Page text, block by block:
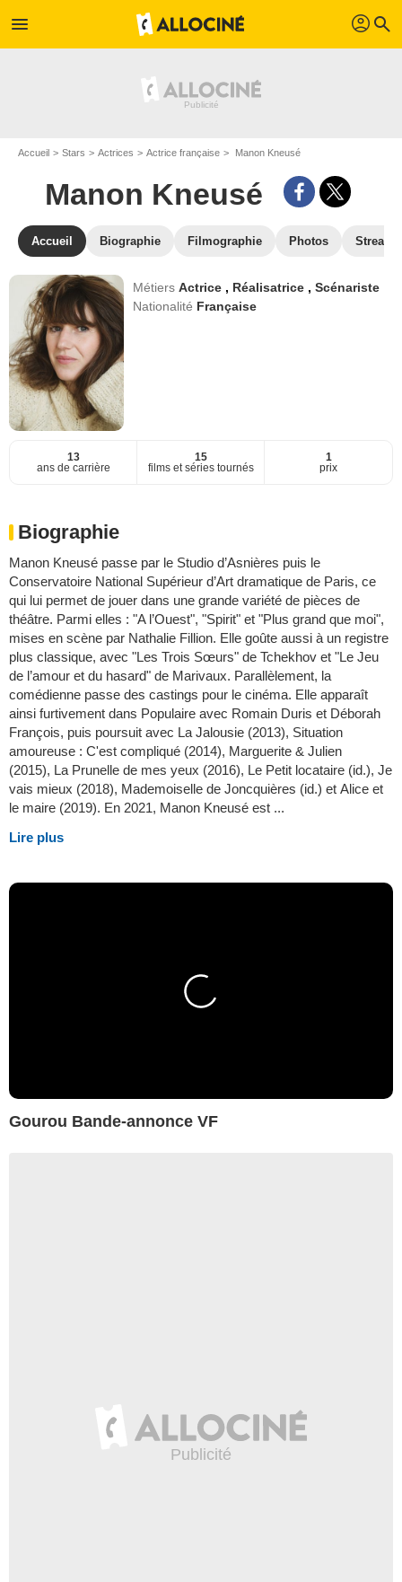
menu profil search
Accueil Stars Actrices Actrice française Manon Kneusé
Manon Kneusé
Accueil Biographie Filmographie Photos
MétiersActrice , Réalisatrice ,Scénariste
Nationalité Française
13
ans de carrière
15
films et séries tournés
1
prix
Biographie
Manon Kneusé passe par le Studio d’Asnières puis le
Conservatoire National Supérieur d’Art dramatique de Paris, ce
qui lui permet de jouer dans une grande variété de pièces de
théâtre. Parmi elles : "A l’Ouest", "Spirit" et "Plus grand que moi",
mises en scène par Nathalie Fillion. Elle goûte aussi à un registre
plus classique, avec "Les Trois Sœurs" de Tchekhov et "Le Jeu
de l’amour et du hasard" de Marivaux. Parallèlement, la
comédienne passe des castings pour le cinéma. Elle apparaît
ainsi furtivement dans Populaire avec Romain Duris et Déborah
François, puis poursuit avec La Jalousie (2013), Situation
amoureuse : C'est compliqué (2014), Marguerite & Julien
(2015), La Prunelle de mes yeux (2016), Le Petit locataire (id.), Je
vais mieux (2018), Mademoiselle de Joncquières (id.) et Alice et
le maire (2019). En 2021, Manon Kneusé est ...
Lire plus
Gourou Bande-annonce VF